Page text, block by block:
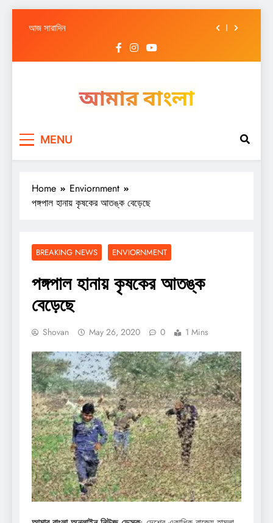
আজ সারাদিন
আজ সারাদিন
MENU
Home
Enviornment
পঙ্গপাল হানায় কৃষকের আতঙ্ক বেড়েছে
BREAKING NEWS ENVIORNMENT
পঙ্গপাল হানায় কৃষকের আতঙ্ক
বেড়েছে
Shovan May 26, 2020 0 1 Mins